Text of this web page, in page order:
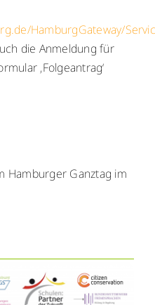
HamburgGateway/
die Anmeldung für
‚Folgeantrag‘
Ganztag im